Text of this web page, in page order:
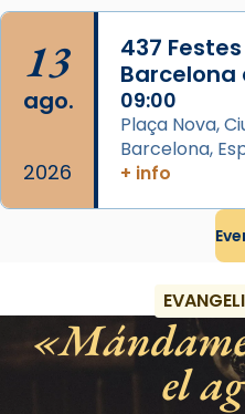
13
ago.
2026
437
Barcelona
09:00
Plaça Nova,
Barcelona,
+ info
el